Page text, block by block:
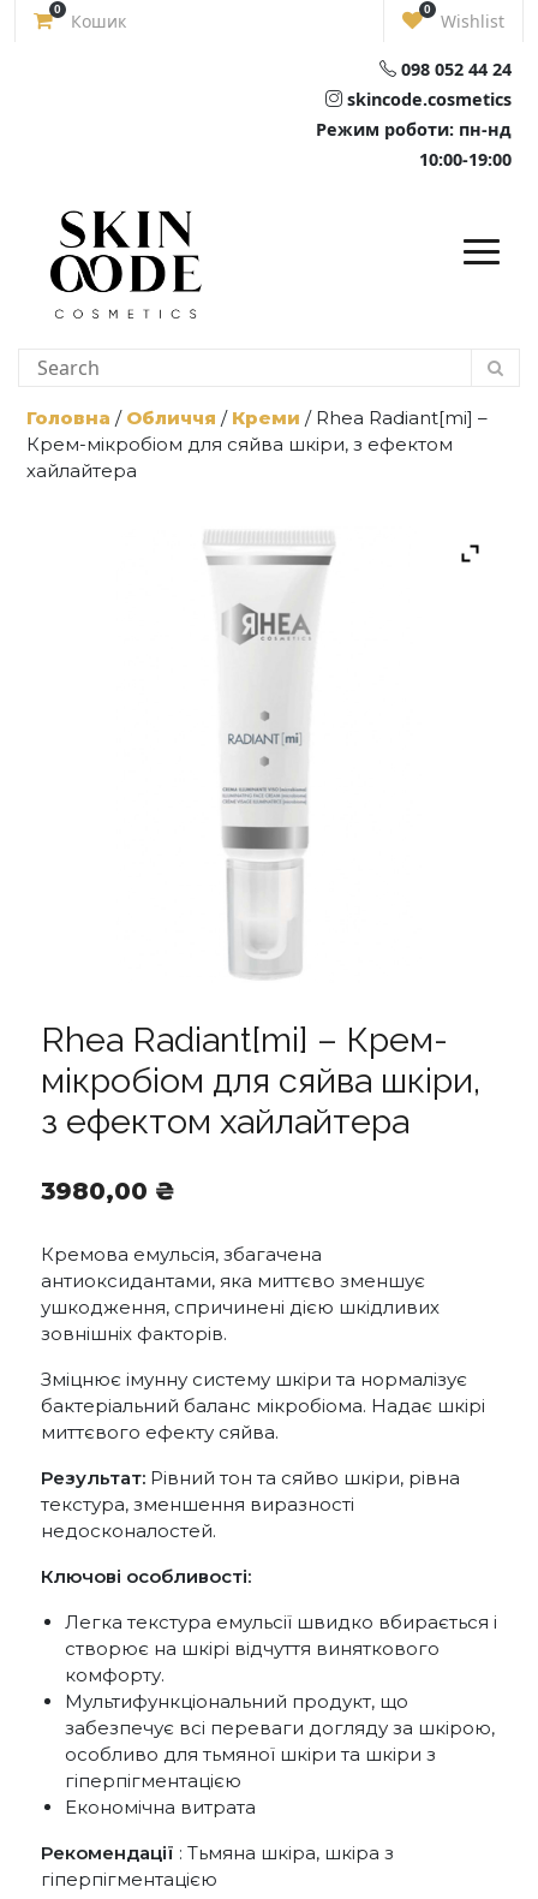
Skip
0
Кошик
0
Wishlist
098 052 44 24
skincode.cosmetics
Режим роботи: пн-нд
10:00-19:00
Головна / Обличчя / Креми / Rhea Radiant[mi] –
Крем-мікробіом для сяйва шкіри, з ефектом
хайлайтера
Rhea Radiant[mi] – Крем-
мікробіом для сяйва шкіри,
з ефектом хайлайтера
3980,00 ₴
Кремова емульсія, збагачена
антиоксидантами, яка миттєво зменшує
ушкодження, спричинені дією шкідливих
зовнішніх факторів.
Зміцнює імунну систему шкіри та нормалізує
бактеріальний баланс мікробіома. Надає шкірі
миттєвого ефекту сяйва.
Результат: Рівний тон та сяйво шкіри, рівна
текстура, зменшення виразності
недосконалостей.
Ключові особливості:
Легка текстура емульсії швидко вбирається і
створює на шкірі відчуття виняткового
комфорту.
Мультифункціональний продукт, що
забезпечує всі переваги догляду за шкірою,
особливо для тьмяної шкіри та шкіри з
гіперпігментацією
Економічна витрата
Рекомендації : Тьмяна шкіра, шкіра з
гіперпігментацією